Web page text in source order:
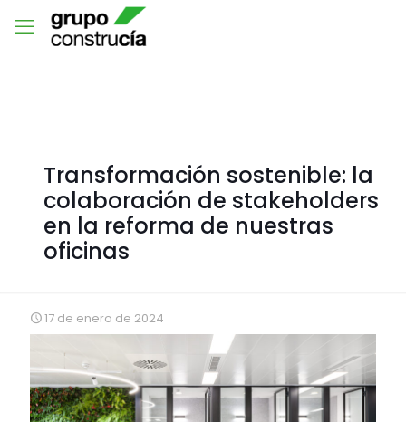
Transformación sostenible: la
colaboración de stakeholders
en la reforma de nuestras
oficinas
17 de enero de 2024